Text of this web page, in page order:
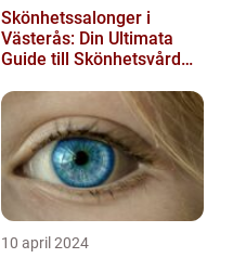
Skönhetssalonger i
Västerås: Din Ultimata
Guide till Skönhetsvård
10 april 2024